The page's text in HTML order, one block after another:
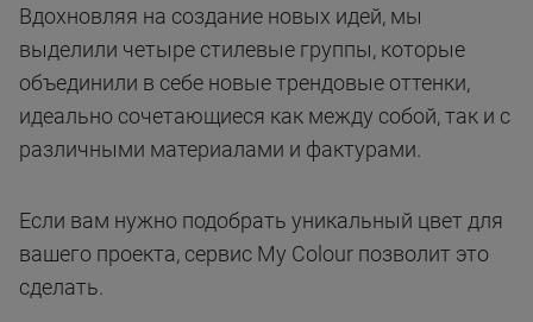
Вдохновляя на создание новых идей, мы
выделили четыре стилевые группы, которые
объединили в себе новые трендовые оттенки,
идеально сочетающиеся как между собой, так и с
различными материалами и фактурами.
Если вам нужно подобрать уникальный цвет для
вашего проекта, сервис My Colour позволит это
сделать.